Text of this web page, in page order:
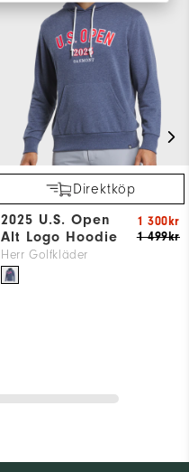
Direktköp
2025 U.S. Open
Alt Logo Hoodie
Herr Golfkläder
1 499kr
1 300kr